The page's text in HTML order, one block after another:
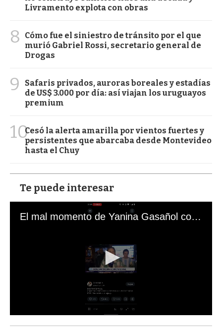
Livramento explota con obras
8
Cómo fue el siniestro de tránsito por el que
murió Gabriel Rossi, secretario general de
Drogas
9
Safaris privados, auroras boreales y estadías
de US$ 3.000 por día: así viajan los uruguayos
premium
10Cesó la alerta amarilla por vientos fuertes y
persistentes que abarcaba desde Montevideo
hasta el Chuy
Te puede interesar
El mal momento de Yanina Gasañol con un hincha argentino en "Subrayado"
s